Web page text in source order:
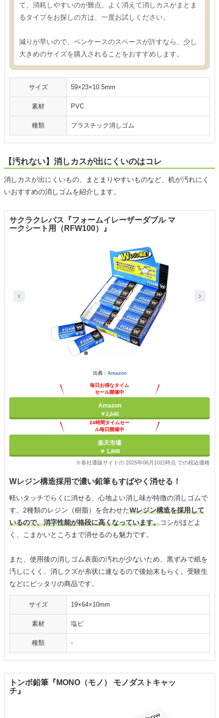
て、消耗しやすいのが難点。よく消えて消しカスがまとま
るタイプをお探しの方は、一度お試しください。
減りが早いので、ペンケースのスペースが許すなら、少し
大きめのサイズを購入されることをおすすめします。
サイズ 59×23×10.5mm
素材 PVC
種類 プラスチック消しゴム
【汚れない】消しカスが出にくいのはコレ
消しカスが出にくいもの、まとまりやすいものなど、机が汚れにく
いおすすめの消しゴムを紹介します。
サクラクレパス『フォームイレーザーダブル マ
ークシート用（RFW100）』
出典： Amazon
毎日お得なタイム
セール開催中
Amazon
￥2,640
24時間タイムセー
ル毎日開催中
楽天市場
￥ 1,848
※各社通販サイトの 2025年06月10日時点 での税込価格
Wレジン構造採用で濃い鉛筆もすばやく消せる！
軽いタッチでらくに消せる、心地よい消し味が特徴の消しゴムで
す。2種類のレジン（樹脂）を合わせたWレジン構造を採用して
いるので、消字性能が格段に高くなっています。コシがほどよ
く、こまかいところまで消せるのも魅力です。
また、使用後の消しゴム表面の汚れが少ないため、黒ずみで紙を
汚しにくく、消しクズが糸状に連なるので後始末もらく。受験生
などにピッタリの商品です。
サイズ 19×64×10mm
素材 塩ビ
種類 -
トンボ鉛筆『MONO（モノ） モノダストキャッ
チ』